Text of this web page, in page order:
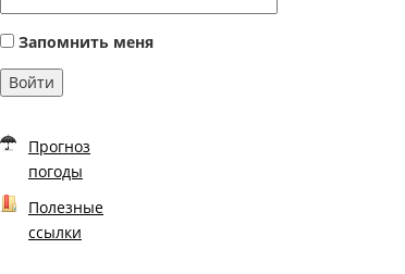
Запомнить меня
Войти
Прогноз
погоды
Полезные
ссылки